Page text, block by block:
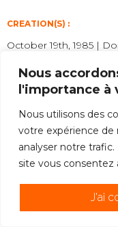
Nous
l'importance à
Nous utilisons des
votre expérience de
analyser notre
site vous consentez
J'ai
CREATION(S) :
October 19th, 1985 |
Schott
INTENTION :
Frost Flowers
© 2026 -